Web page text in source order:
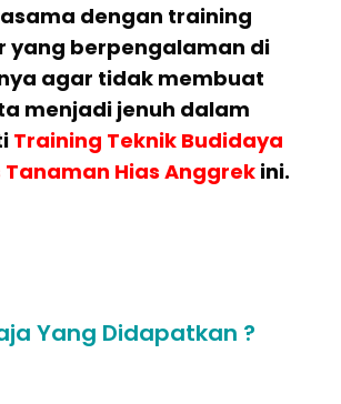
dengan training
yang berpengalaman di
agar tidak membuat
menjadi jenuh dalam
Training Teknik Budidaya
Tanaman Hias Anggrek ini.
Yang Didapatkan ?